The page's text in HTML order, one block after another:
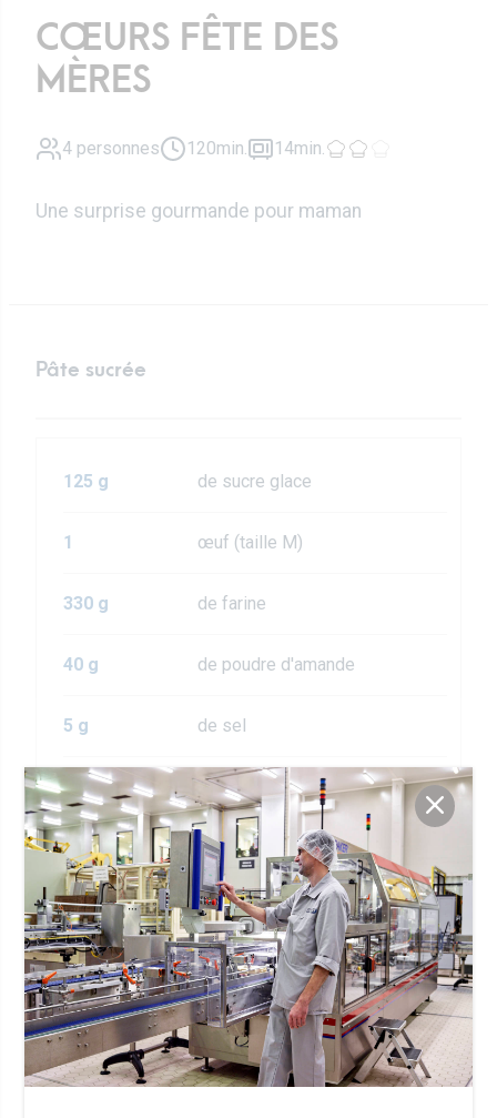
CŒURS FÊTE DES
MÈRES
4 personnes 120min. 14min.
Une surprise gourmande pour maman
Pâte sucrée
125 g de sucre glace
1 œuf (taille M)
330 g de farine
40 g de poudre d'amande
5 g de sel
zeste d'un demi-citron
Étapes de préparation
1
Mélangez le beurre pommade et le sucre
glace à l’aide d’un batteur électrique jusqu'à
ce que vous ayez une masse homogène.
2 Ajoutez l’œuf et mélangez à nouveau.